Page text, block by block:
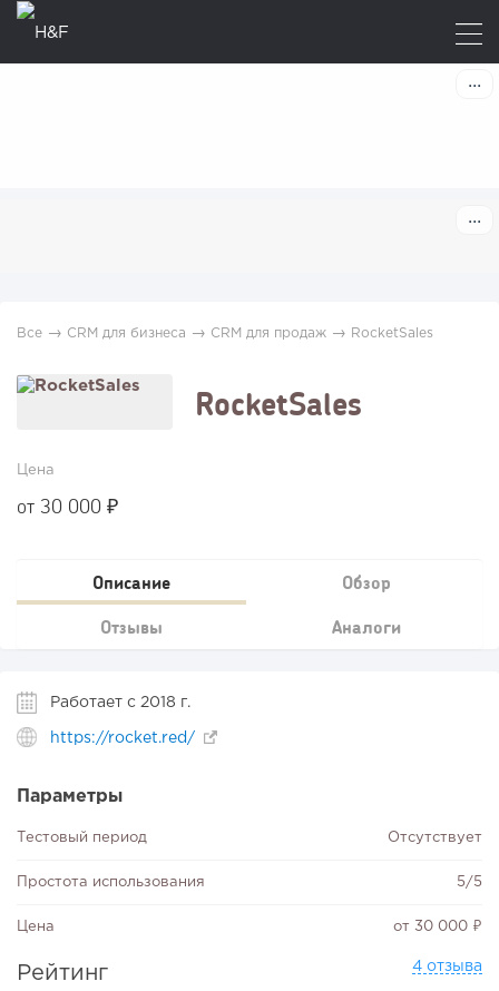
Все → CRM для бизнеса → CRM для продаж → RocketSales
RocketSales
Цена
от 30 000 ₽
Описание Обзор
Отзывы Аналоги
Работает с 2018 г.
https://rocket.red/
Параметры
Тестовый период Отсутствует
Простота использования 5/5
Цена от 30 000 ₽
Рейтинг 4 отзыва